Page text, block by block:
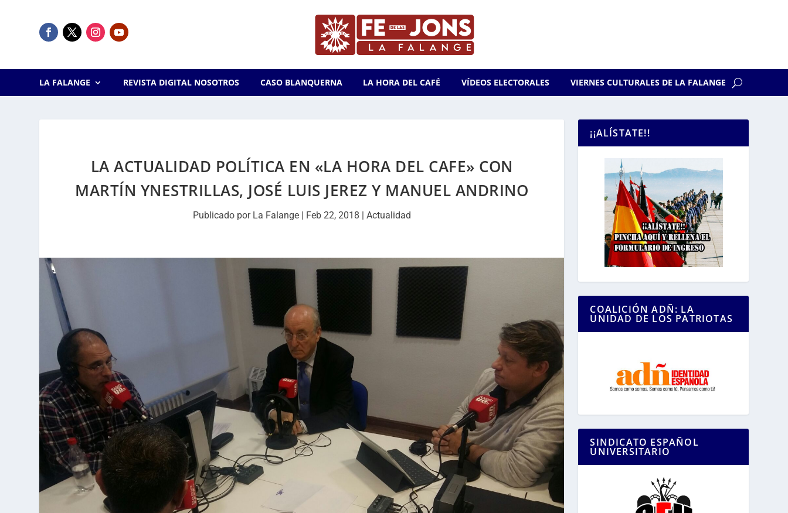
LA FALANGE REVISTA DIGITAL NOSOTROS CASO BLANQUERNA LA HORA DEL CAFÉ VÍDEOS ELECTORALES VIERNES CULTURALES DE LA FALANGE
LA ACTUALIDAD POLÍTICA EN «LA HORA DEL CAFE» CON
MARTÍN YNESTRILLAS, JOSÉ LUIS JEREZ Y MANUEL ANDRINO
Publicado por La Falange| Feb 22, 2018 | Actualidad
¡¡ALÍSTATE!!
COALICIÓN ADÑ: LA
UNIDAD DE LOS PATRIOTAS
SINDICATO ESPAÑOL
UNIVERSITARIO